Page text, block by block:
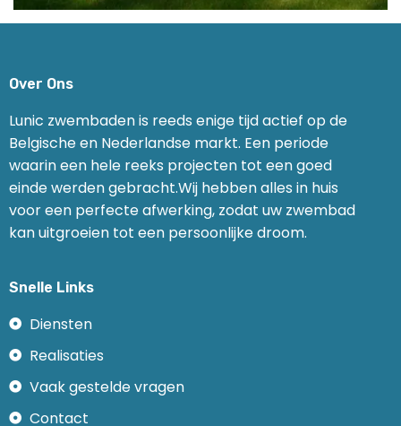
Over Ons
Lunic zwembaden is reeds enige tijd actief op de
Belgische en Nederlandse markt. Een periode
waarin een hele reeks projecten tot een goed
einde werden gebracht.Wij hebben alles in huis
voor een perfecte afwerking, zodat uw zwembad
kan uitgroeien tot een persoonlijke droom.
Snelle Links
Diensten
Realisaties
Vaak gestelde vragen
Contact